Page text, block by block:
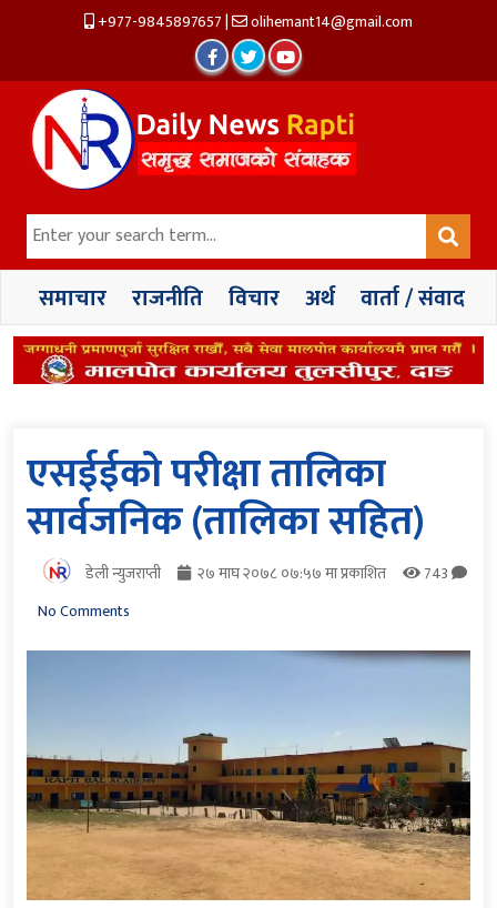
+977-9845897657| olihemant14@gmail.com
समाचार राजनीति विचार अर्थ वार्ता / संवाद
एसईईको परीक्षा तालिका
सार्वजनिक (तालिका सहित)
डेली न्युजराप्ती २७ माघ २०७८ ०७:५७ मा प्रकाशित
743
No Comments